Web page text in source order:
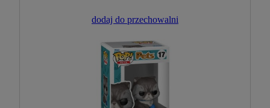
dodaj do przechowalni